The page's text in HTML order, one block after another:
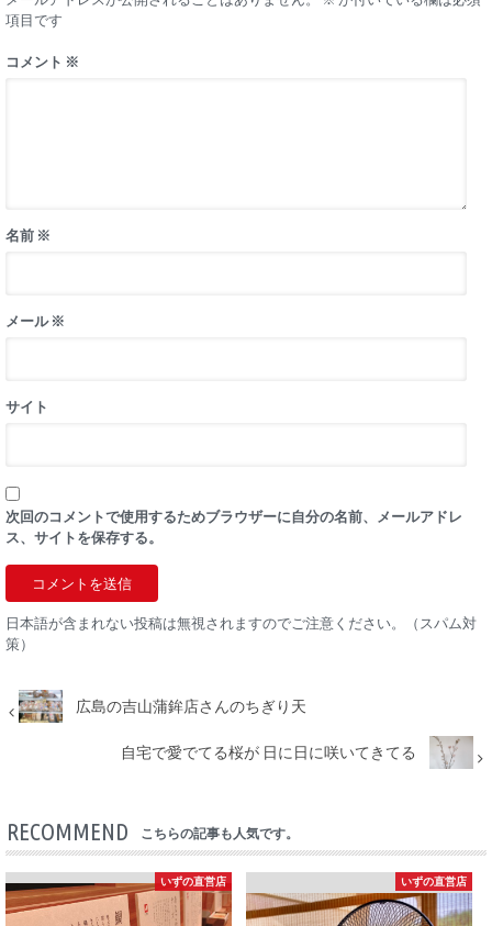
項目です
コメント ※
名前 ※
メール※
サイト
次回のコメントで使用するためブラウザーに自分の名前、メールアドレ
ス、サイトを保存する。
日本語が含まれない投稿は無視されますのでご注意ください。（スパム対
策）
広島の吉山蒲鉾店さんのちぎり天
自宅で愛でてる桜が 日に日に咲いてきてる
RECOMMEND こちらの記事も人気です。
いずの直営店 いずの直営店